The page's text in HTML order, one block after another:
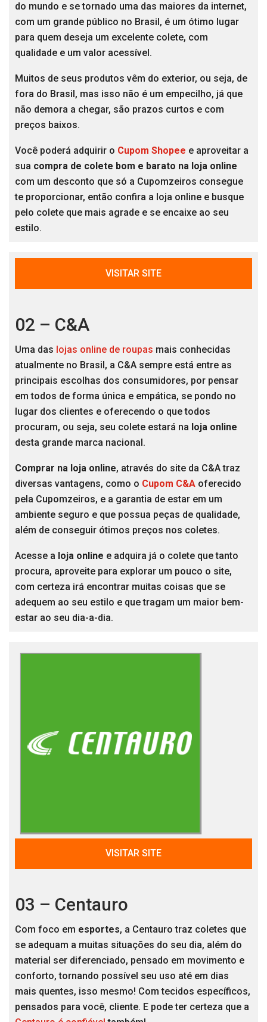
do mundo e se tornado uma das maiores da internet,
com um grande público no Brasil, é um ótimo lugar
para quem deseja um excelente colete, com
qualidade e um valor acessível.
Muitos de seus produtos vêm do exterior, ou seja, de
fora do Brasil, mas isso não é um empecilho, já que
não demora a chegar, são prazos curtos e com
preços baixos.
Você poderá adquirir o Cupom Shopee e aproveitar a
sua compra de colete bom e barato na loja online
com um desconto que só a Cupomzeiros consegue
te proporcionar, então confira a loja online e busque
pelo colete que mais agrade e se encaixe ao seu
estilo.
VISITAR SITE
02 – C&A
Uma das lojas online de roupas mais conhecidas
atualmente no Brasil, a C&A sempre está entre as
principais escolhas dos consumidores, por pensar
em todos de forma única e empática, se pondo no
lugar dos clientes e oferecendo o que todos
procuram, ou seja, seu colete estará na loja online
desta grande marca nacional.
Comprar na loja online, através do site da C&A traz
diversas vantagens, como o Cupom C&A oferecido
pela Cupomzeiros, e a garantia de estar em um
ambiente seguro e que possua peças de qualidade,
além de conseguir ótimos preços nos coletes.
Acesse a loja online e adquira já o colete que tanto
procura, aproveite para explorar um pouco o site,
com certeza irá encontrar muitas coisas que se
adequem ao seu estilo e que tragam um maior bem-
estar ao seu dia-a-dia.
VISITAR SITE
03 – Centauro
Com foco em esportes, a Centauro traz coletes que
se adequam a muitas situações do seu dia, além do
material ser diferenciado, pensado em movimento e
conforto, tornando possível seu uso até em dias
mais quentes, isso mesmo! Com tecidos específicos,
pensados para você, cliente. E pode ter certeza que a